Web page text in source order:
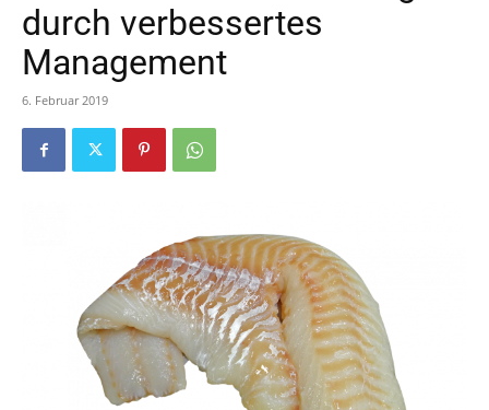
durch verbessertes
Management
6. Februar 2019